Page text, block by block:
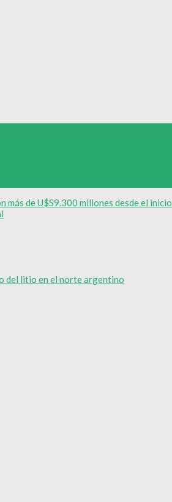
de U$S9.300 millones desde el
del litio en el norte argentino